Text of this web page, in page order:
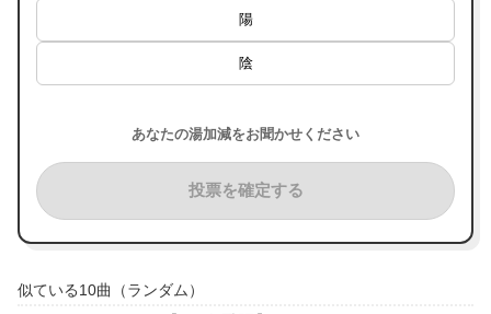
陽
陰
あなたの湯加減をお聞かせください
投票を確定する
似ている10曲（ランダム）